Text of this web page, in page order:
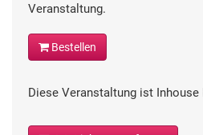
Veranstaltung.
Bestellen
Diese Veranstaltung ist Inhouse